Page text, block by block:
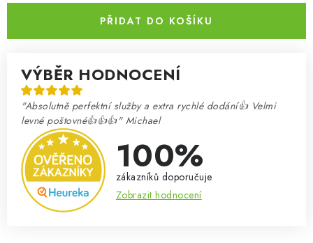
PŘIDAT DO KOŠÍKU
VÝBĚR HODNOCENÍ
"Absolutně perfektní služby a extra rychlé dodání👍 Velmi
levné poštovné👍👍👍" Michael
100%
zákazníků doporučuje
Zobrazit hodnocení